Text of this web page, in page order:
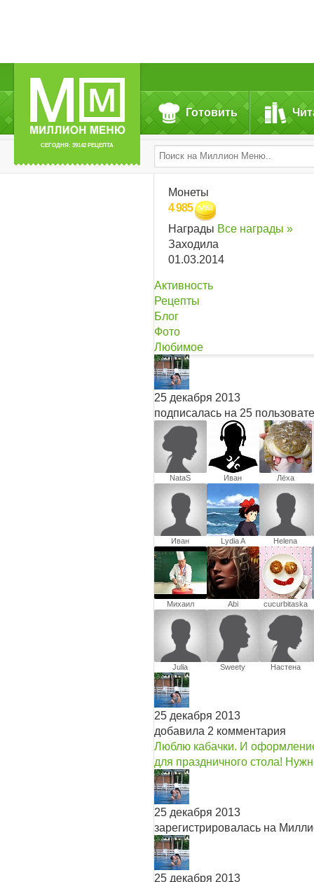
СЕГОДНЯ: 39142 РЕЦЕПТА
Готовить
Монеты
4 985
Награды Все награды »
Заходила
01.03.2014
Активность
Рецепты
Блог
Фото
Любимое
25 декабря 2013
подписалась на 25
NataS Иван Лёха
Иван Lydia A Helena
Михаил
Abi cucurbitaska
Julia Sweety Настена
25 декабря 2013
добавила 2 комментария
Люблю кабачки. И
для праздничного стола!
25 декабря 2013
зарегистрировалась на
25 декабря 2013